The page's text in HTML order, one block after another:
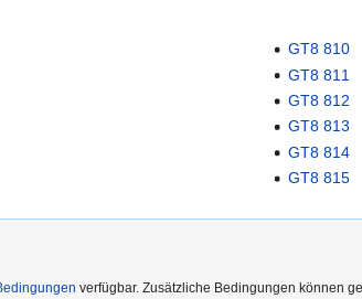
GT8 810
GT8 811
GT8 812
GT8 813
GT8 814
GT8 815
verfügbar. Zusätzliche Bedingungen können